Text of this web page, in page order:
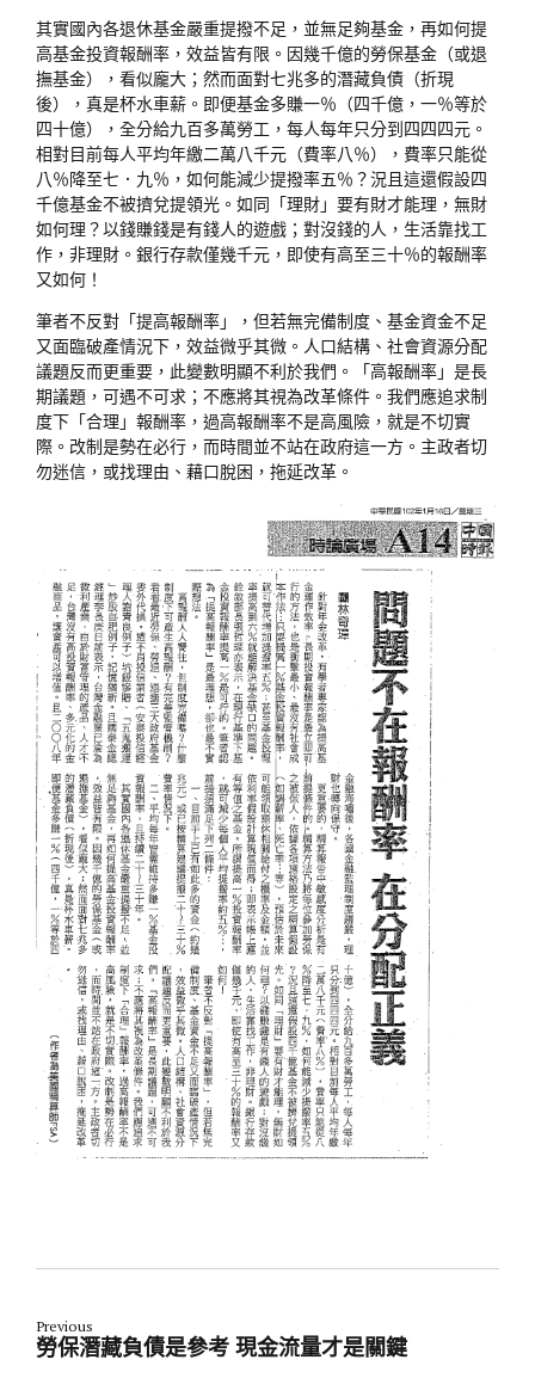
其實國內各退休基金嚴重提撥不足，並無足夠基金，再如何提
高基金投資報酬率，效益皆有限。因幾千億的勞保基金（或退
撫基金），看似龐大；然而面對七兆多的潛藏負債（折現
後），真是杯水車薪。即便基金多賺一％（四千億，一％等於
四十億），全分給九百多萬勞工，每人每年只分到四四四元。
相對目前每人平均年繳二萬八千元（費率八％），費率只能從
八％降至七．九％，如何能減少提撥率五％？況且這還假設四
千億基金不被擠兌提領光。如同「理財」要有財才能理，無財
如何理？以錢賺錢是有錢人的遊戲；對沒錢的人，生活靠找工
作，非理財。銀行存款僅幾千元，即使有高至三十％的報酬率
又如何！
筆者不反對「提高報酬率」，但若無完備制度、基金資金不足
又面臨破產情況下，效益微乎其微。人口結構、社會資源分配
議題反而更重要，此變數明顯不利於我們。「高報酬率」是長
期議題，可遇不可求；不應將其視為改革條件。我們應追求制
度下「合理」報酬率，過高報酬率不是高風險，就是不切實
際。改制是勢在必行，而時間並不站在政府這一方。主政者切
勿迷信，或找理由、藉口脫困，拖延改革。
Previous
勞保潛藏負債是參考 現金流量才是關鍵